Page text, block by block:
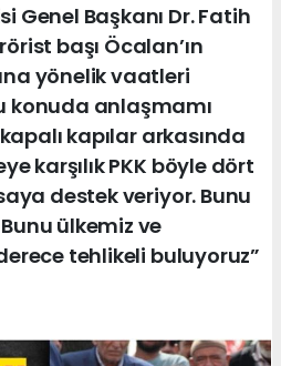
Genel Başkanı Dr. Fatih
başı Öcalan’ın
yönelik vaatleri
konuda anlaşmamı
kapılar arkasında
karşılık PKK böyle dört
destek veriyor. Bunu
ülkemiz ve
tehlikeli buluyoruz”